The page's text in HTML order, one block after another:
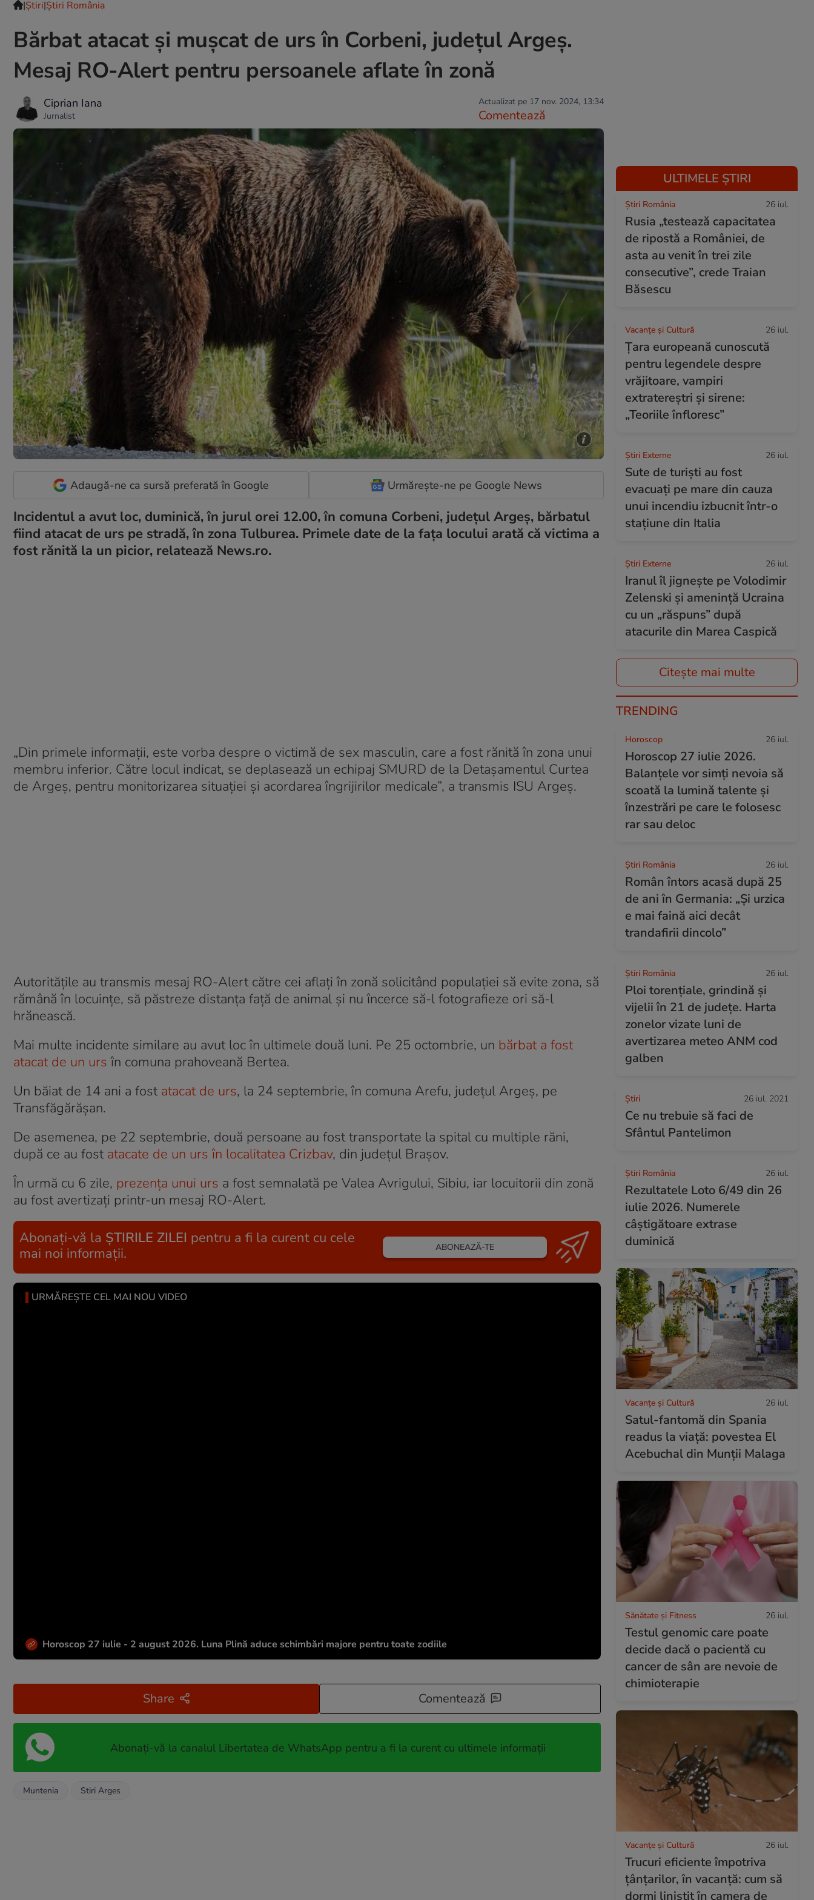
|Ştiri|Știri România
Bărbat atacat și mușcat de urs în Corbeni, județul Argeș.
Mesaj RO-Alert pentru persoanele aflate în zonă
Ciprian Iana
Jurnalist
Actualizat pe 17 nov. 2024, 13:34
Comentează
Adaugă-ne ca sursă preferată în Google Urmărește-ne pe Google News
Incidentul a avut loc, duminică, în jurul orei 12.00, în comuna Corbeni, județul Argeș, bărbatul
fiind atacat de urs pe stradă, în zona Tulburea. Primele date de la faţa locului arată că victima a
fost rănită la un picior, relatează News.ro.
„Din primele informaţii, este vorba despre o victimă de sex masculin, care a fost rănită în zona unui
membru inferior. Către locul indicat, se deplasează un echipaj SMURD de la Detaşamentul Curtea
de Argeş, pentru monitorizarea situaţiei şi acordarea îngrijirilor medicale”, a transmis ISU Argeş.
Autorităţile au transmis mesaj RO-Alert către cei aflaţi în zonă solicitând populaţiei să evite zona, să
rămână în locuinţe, să păstreze distanţa faţă de animal şi nu încerce să-l fotografieze ori să-l
hrănească.
Mai multe incidente similare au avut loc în ultimele două luni. Pe 25 octombrie, un bărbat a fost
atacat de un urs în comuna prahoveană Bertea.
Un băiat de 14 ani a fost atacat de urs, la 24 septembrie, în comuna Arefu, județul Argeș, pe
Transfăgărășan.
De asemenea, pe 22 septembrie, două persoane au fost transportate la spital cu multiple răni,
după ce au fost atacate de un urs în localitatea Crizbav, din județul Brașov.
În urmă cu 6 zile, prezenţa unui urs a fost semnalată pe Valea Avrigului, Sibiu, iar locuitorii din zonă
au fost avertizaţi printr-un mesaj RO-Alert.
Abonați-vă la ȘTIRILE ZILEI pentru a fi la curent cu cele
mai noi informații.
ABONEAZĂ-TE
URMĂREȘTE CEL MAI NOU VIDEO
Horoscop 27 iulie - 2 august 2026. Luna Plină aduce schimbări majore pentru toate zodiile
Share Comentează
Abonați-vă la canalul Libertatea de WhatsApp pentru a fi la curent cu ultimele informații
Muntenia Stiri Arges
ULTIMELE ȘTIRI
Știri România 26 iul.
Rusia „testează capacitatea
de ripostă a României, de
asta au venit în trei zile
consecutive”, crede Traian
Băsescu
Vacanțe și Cultură 26 iul.
Țara europeană cunoscută
pentru legendele despre
vrăjitoare, vampiri
extratereștri și sirene:
„Teoriile înfloresc”
Știri Externe 26 iul.
Sute de turiști au fost
evacuați pe mare din cauza
unui incendiu izbucnit într-o
stațiune din Italia
Știri Externe 26 iul.
Iranul îl jignește pe Volodimir
Zelenski și amenință Ucraina
cu un „răspuns” după
atacurile din Marea Caspică
Citește mai multe
TRENDING
Horoscop 26 iul.
Horoscop 27 iulie 2026.
Balanțele vor simți nevoia să
scoată la lumină talente și
înzestrări pe care le folosesc
rar sau deloc
Știri România 26 iul.
Român întors acasă după 25
de ani în Germania: „Și urzica
e mai faină aici decât
trandafirii dincolo”
Știri România 26 iul.
Ploi torențiale, grindină și
vijelii în 21 de județe. Harta
zonelor vizate luni de
avertizarea meteo ANM cod
galben
Ştiri 26 iul. 2021
Ce nu trebuie să faci de
Sfântul Pantelimon
Știri România 26 iul.
Rezultatele Loto 6/49 din 26
iulie 2026. Numerele
câștigătoare extrase
duminică
Vacanțe și Cultură 26 iul.
Satul-fantomă din Spania
readus la viață: povestea El
Acebuchal din Munții Malaga
Sănătate și Fitness 26 iul.
Testul genomic care poate
decide dacă o pacientă cu
cancer de sân are nevoie de
chimioterapie
Vacanțe și Cultură 26 iul.
Trucuri eficiente împotriva
țânțarilor, în vacanță: cum să
dormi liniștit în camera de